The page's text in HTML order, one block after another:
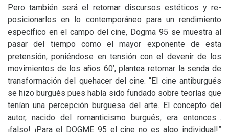
Pero también será el retomar discursos estéticos y re-
posicionarlos en lo contemporáneo para un rendimiento
específico en el campo del cine, Dogma 95 se muestra al
pasar del tiempo como el mayor exponente de esta
pretensión, poniéndose en tensión con el devenir de los
movimientos de los años 60’, plantea retomar la senda de
transformación del quehacer del cine. “El cine antiburgués
se hizo burgués pues había sido fundado sobre teorías que
tenían una percepción burguesa del arte. El concepto del
autor, nacido del romanticismo burgués, era entonces…
¡falso! ¡Para el DOGME 95 el cine no es algo individual!”